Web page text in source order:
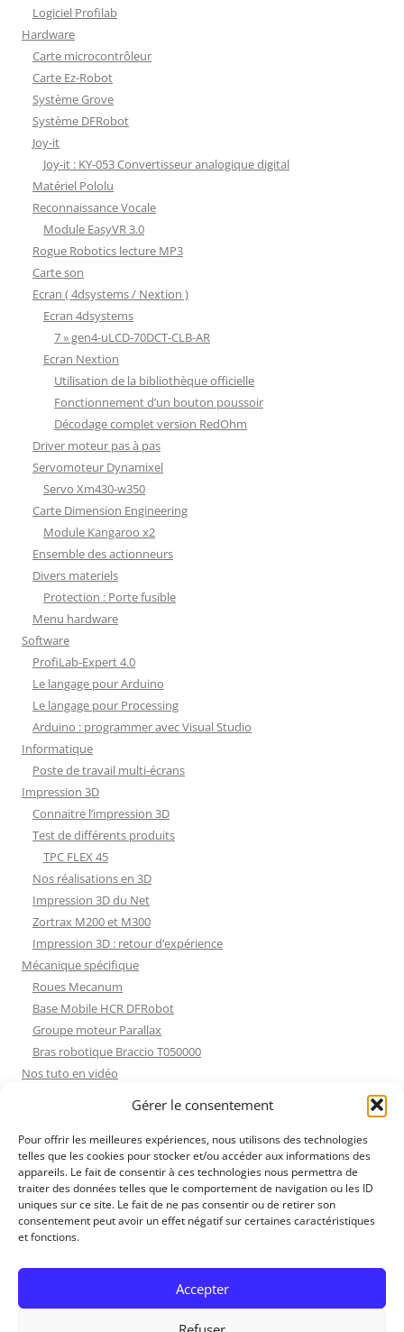
Gérer le consentement
Pour offrir les meilleures expériences, nous utilisons des technologies
telles que les cookies pour stocker et/ou accéder aux informations des
appareils. Le fait de consentir à ces technologies nous permettra de
traiter des données telles que le comportement de navigation ou les ID
uniques sur ce site. Le fait de ne pas consentir ou de retirer son
consentement peut avoir un effet négatif sur certaines caractéristiques
et fonctions.
Accepter
Logiciel Profilab
Hardware
Carte microcontrôleur
Carte Ez-Robot
Système Grove
Système DFRobot
Joy-it
Joy-it : KY-053 Convertisseur analogique digital
Matériel Pololu
Reconnaissance Vocale
Module EasyVR 3.0
Rogue Robotics lecture MP3
Carte son
Ecran ( 4dsystems / Nextion )
Ecran 4dsystems
7 » gen4-uLCD-70DCT-CLB-AR
Ecran Nextion
Utilisation de la bibliothèque officielle
Fonctionnement d’un bouton poussoir
Décodage complet version RedOhm
Driver moteur pas à pas
Servomoteur Dynamixel
Servo Xm430-w350
Carte Dimension Engineering
Module Kangaroo x2
Ensemble des actionneurs
Divers materiels
Protection : Porte fusible
Menu hardware
Software
ProfiLab-Expert 4.0
Le langage pour Arduino
Le langage pour Processing
Arduino : programmer avec Visual Studio
Informatique
Poste de travail multi-écrans
Impression 3D
Connaitre l’impression 3D
Test de différents produits
TPC FLEX 45
Nos réalisations en 3D
Impression 3D du Net
Zortrax M200 et M300
Impression 3D : retour d’expérience
Mécanique spécifique
Roues Mecanum
Base Mobile HCR DFRobot
Groupe moteur Parallax
Bras robotique Braccio T050000
Nos tuto en vidéo
Les Moteurs Pas à Pas
Projets Processing
Amélioration de l’habitat
Tir sportif
Fichiers dessin
Fichiers dessin
Contact et mentions légales